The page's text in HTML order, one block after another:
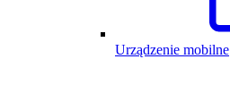
Urządzenie mobilne